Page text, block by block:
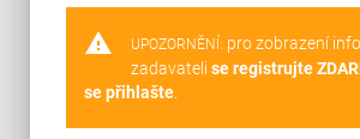
warning UPOZORNĚNÍ: pro zobrazení
zadavateli se registrujte
se přihlašte.